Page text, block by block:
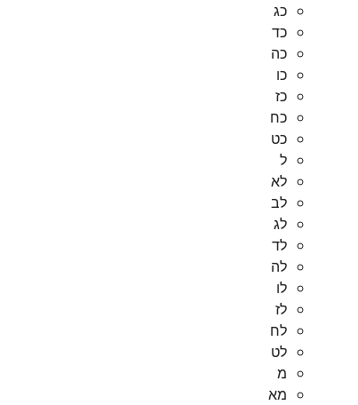
כג
כד
כה
כו
כז
כח
כט
ל
לא
לב
לג
לד
לה
לו
לז
לח
לט
מ
מא